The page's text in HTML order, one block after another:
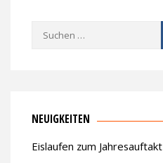
Suche
NEUIGKEITEN
Eislaufen zum Jahresauftakt